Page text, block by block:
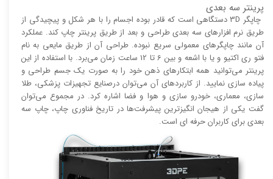
پرینتر سه بعدی
چاپگر 3D دستگاهی است که قادر بوده اجسام را با هر شکل و پیچیدگی از
طریق نرم افزار‌های سه بعدی طراحی و بعد از طریق پرینتر چاپ کند. عملکرد
آن مانند چاپگر‌های معمولی سریع نبوده. طراحی آن از طریق مایعی به نام
فتو ری اکتیو و یا با اشعه و بین 6 تا 12 ساعت زمان می‌برد. با استفاده از این
پرینتر می‌توانید همه ابتکار‌های ذهن خود را به صورت یک جسم طراحی و
پیاده سازی نمایید. از کاربرد‌های آن می‌توان درصنایع تجهیزات پزشکی، طلا
سازی، معماری، خودرو سازی و هوا و فضا اشاره کرد. در مجموع می‌توان
گفت یکی از هیجان انگیز‌‌ترین پیشرفت‌ها در تاریخ فناوری چاپ، چاپ سه
بعدی برای کاربران حرفه ای است.